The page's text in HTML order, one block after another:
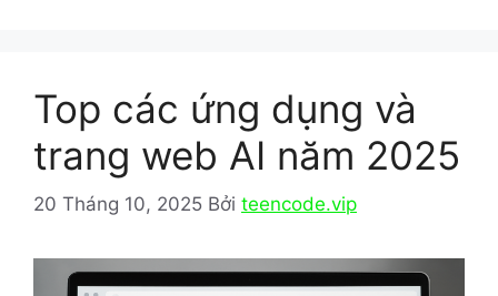
Top các ứng dụng và
trang web AI năm 2025
20 Tháng 10, 2025 Bởi teencode.vip